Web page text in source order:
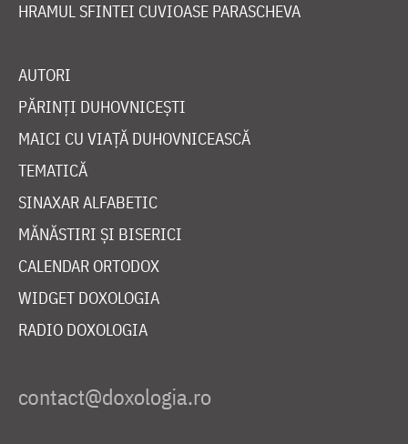
HRAMUL SFINTEI CUVIOASE PARASCHEVA
AUTORI
PĂRINȚI DUHOVNICEȘTI
MAICI CU VIAȚĂ DUHOVNICEASCĂ
TEMATICĂ
SINAXAR ALFABETIC
MĂNĂSTIRI ȘI BISERICI
CALENDAR ORTODOX
WIDGET DOXOLOGIA
RADIO DOXOLOGIA